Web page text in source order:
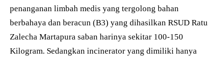
penanganan limbah medis yang tergolong bahan
berbahaya dan beracun (B3) yang dihasilkan RSUD Ratu
Zalecha Martapura saban harinya sekitar 100-150
Kilogram. Sedangkan incinerator yang dimiliki hanya